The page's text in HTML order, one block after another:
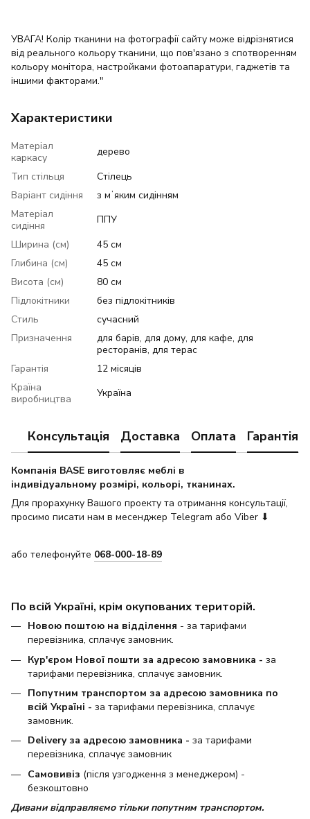
УВАГА! Колір тканини на фотографії сайту може відрізнятися
від реального кольору тканини, що пов'язано з спотворенням
кольору монітора, настройками фотоапаратури, гаджетів та
іншими факторами."
Характеристики
Матеріал
каркасу
дерево
Тип стільця
Стілець
Варіант сидіння
з мʼяким сидінням
Матеріал
сидіння
ППУ
Ширина (см)
45 см
Глибина (см)
45 см
Висота (см)
80 см
Підлокітники
без підлокітників
Стиль
сучасний
Призначення
для барів, для дому, для кафе, для
ресторанів, для терас
Гарантія
12 місяців
Країна
виробництва
Україна
Консультація Доставка Оплата Гарантія
Компанія BASE виготовляє меблі в
індивідуальному розмірі, кольорі, тканинах.
Для прорахунку Вашого проекту та отримання консультації,
просимо писати нам в месенджер Telegram або Viber ⬇
або телефонуйте 068-000-18-89
По всій Україні, крім окупованих територій.
Новою поштою на відділення - за тарифами
перевізника, сплачує замовник.
Кур'єром Нової пошти за адресою замовника - за
тарифами перевізника, сплачує замовник.
Попутним транспортом за адресою замовника по
всій Україні - за тарифами перевізника, сплачує
замовник.
Delivery за адресою замовника - за тарифами
перевізника, сплачує замовник
Самовивіз (після узгодження з менеджером) -
безкоштовно
Дивани відправляємо тільки попутним транспортом.